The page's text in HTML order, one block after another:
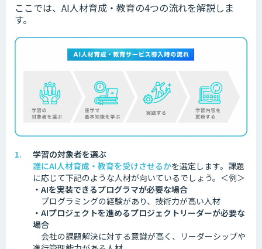
ここでは、AI人材育成・教育の4つの流れを解説しま
す。
学習の対象者を選ぶ
誰にAI人材育成・教育を受けさせるかを選定します。 課題
に応じて下記のような人材が向いているでしょう。 ＜例＞
・AIを実装できるプログラマが必要な場合
プログラミングの経験があり、技術力が高い人材
・AIプロジェクトを進めるプロジェクトリーダーが必要な
場合
会社の課題解決に対する意識が高く、リーダーシップや